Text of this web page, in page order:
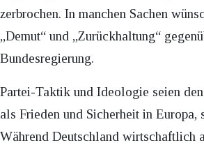
zerbrochen. In manchen Sachen
„Demut“ und „Zurückhaltung“
Bundesregierung.
Partei-Taktik und Ideologie seien
als Frieden und Sicherheit in Europa,
Während Deutschland wirtschaftlich